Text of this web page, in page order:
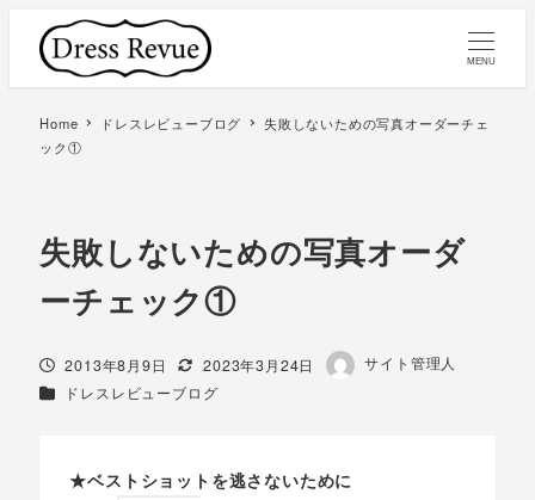
MENU
Home ドレスレビューブログ
失敗しないための写真オーダーチェ
ック①
失敗しないための写真オーダ
ーチェック①
投稿日
2013年8月9日 更新日
2023年3月24日
著
サイト管理人
カテゴリー
ドレスレビューブログ
★ベストショットを逃さないために